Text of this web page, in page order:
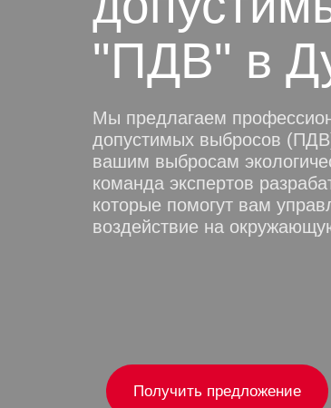
"ПДВ" в
Мы предлагаем
допустимых выбросов
вашим выбросам
команда экспертов
которые помогут вам
воздействие на
Получить предложение